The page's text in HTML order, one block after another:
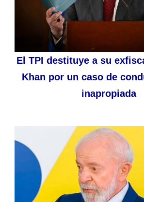
El TPI destituye a su
Khan por un caso de
inapropiada